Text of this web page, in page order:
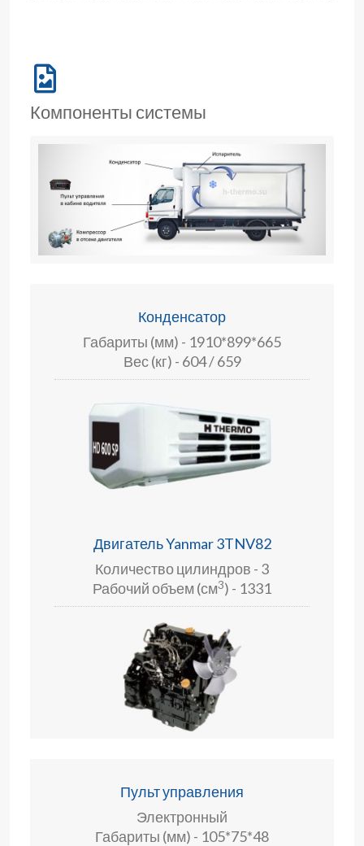
Компоненты системы
Конденсатор
Габариты (мм) - 1910*899*665
Вес (кг) - 604 / 659
Двигатель Yanmar 3TNV82
Количество цилиндров - 3
Рабочий объем (см3) - 1331
Пульт управления
Электронный
Габариты (мм) - 105*75*48